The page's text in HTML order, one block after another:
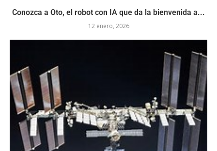
Conozca a Oto, el robot con IA que da la bienvenida a...
12 enero, 2026